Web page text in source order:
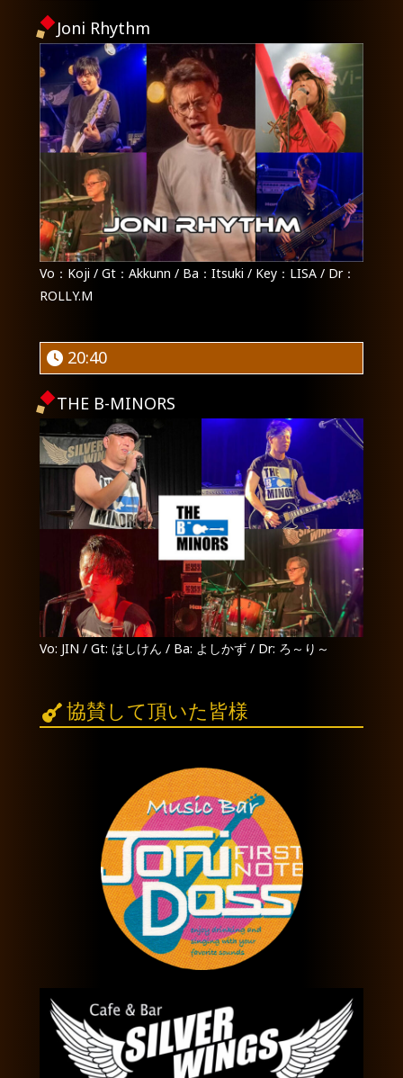
Joni Rhythm
Vo：Koji / Gt：Akkunn / Ba：Itsuki / Key：LISA / Dr：
ROLLY.M
20:40
THE B-MINORS
Vo: JIN / Gt: はしけん / Ba: よしかず / Dr: ろ～り～
協賛して頂いた皆様